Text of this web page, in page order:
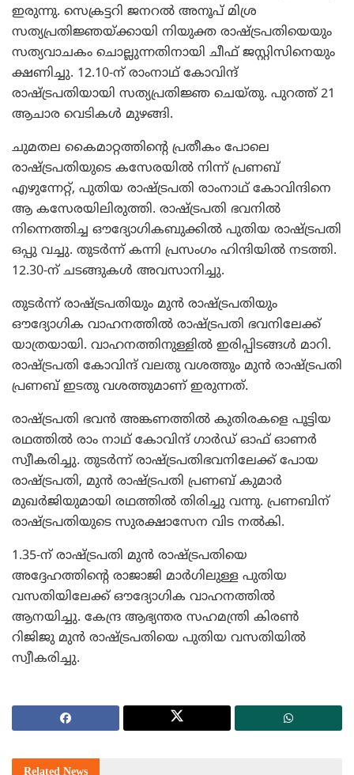
ഇരുന്നു. സെക്രട്ടറി ജനറല്‍ അനൂപ് മിശ്ര
സത്യപ്രതിജ്ഞയ്ക്കായി നിയുക്ത രാഷ്ട്രപതിയെയും
സത്യവാചകം ചൊല്ലുന്നതിനായി ചീഫ് ജസ്റ്റിസിനെയും
ക്ഷണിച്ചു. 12.10-ന് രാംനാഥ് കോവിന്ദ്
രാഷ്ട്രപതിയായി സത്യപ്രതിജ്ഞ ചെയ്തു. പുറത്ത് 21
ആചാര വെടികള്‍ മുഴങ്ങി.
ചുമതല കൈമാറ്റത്തിന്റെ പ്രതീകം പോലെ
രാഷ്ട്രപതിയുടെ കസേരയില്‍ നിന്ന് പ്രണബ്
എഴുന്നേറ്റ്, പുതിയ രാഷ്ട്രപതി രാംനാഥ് കോവിന്ദിനെ
ആ കസേരയിലിരുത്തി. രാഷ്ട്രപതി ഭവനില്‍
നിന്നെത്തിച്ച ഔദ്യോഗികബുക്കില്‍ പുതിയ രാഷ്ട്രപതി
ഒപ്പു വച്ചു. തുടര്‍ന്ന് കന്നി പ്രസംഗം ഹിന്ദിയില്‍ നടത്തി.
12.30-ന് ചടങ്ങുകള്‍ അവസാനിച്ചു.
തുടര്‍ന്ന് രാഷ്ട്രപതിയും മുന്‍ രാഷ്ട്രപതിയും
ഔദ്യോഗിക വാഹനത്തില്‍ രാഷ്ട്രപതി ഭവനിലേക്ക്
യാത്രയായി. വാഹനത്തിനുള്ളില്‍ ഇരിപ്പിടങ്ങള്‍ മാറി.
രാഷ്ട്രപതി കോവിന്ദ് വലതു വശത്തും മുന്‍ രാഷ്ട്രപതി
പ്രണബ് ഇടതു വശത്തുമാണ് ഇരുന്നത്.
രാഷ്ട്രപതി ഭവന്‍ അങ്കണത്തില്‍ കുതിരകളെ പൂട്ടിയ
രഥത്തില്‍ രാം നാഥ് കോവിന്ദ് ഗാര്‍ഡ് ഓഫ് ഓണര്‍
സ്വീകരിച്ചു. തുടര്‍ന്ന് രാഷ്ട്രപതിഭവനിലേക്ക് പോയ
രാഷ്ട്രപതി, മുന്‍ രാഷ്ട്രപതി പ്രണബ് കുമാര്‍
മുഖര്‍ജിയുമായി രഥത്തില്‍ തിരിച്ചു വന്നു. പ്രണബിന്
രാഷ്ട്രപതിയുടെ സുരക്ഷാസേന വിട നല്‍കി.
1.35-ന് രാഷ്ട്രപതി മുന്‍ രാഷ്ട്രപതിയെ
അദ്ദേഹത്തിന്റെ രാജാജി മാര്‍ഗിലുള്ള പുതിയ
വസതിയിലേക്ക് ഔദ്യോഗിക വാഹനത്തില്‍
ആനയിച്ചു. കേന്ദ്ര ആഭ്യന്തര സഹമന്ത്രി കിരണ്‍
റിജിജു മുന്‍ രാഷ്ട്രപതിയെ പുതിയ വസതിയില്‍
സ്വീകരിച്ചു.
Related News